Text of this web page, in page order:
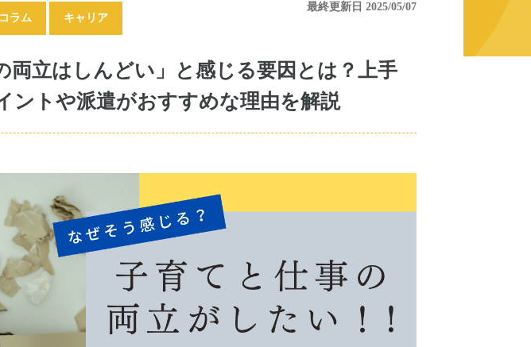
ラム キャリア
最終更新日 2025/05/07
両立はしんどい」と感じる要因とは？上手
ントや派遣がおすすめな理由を解説